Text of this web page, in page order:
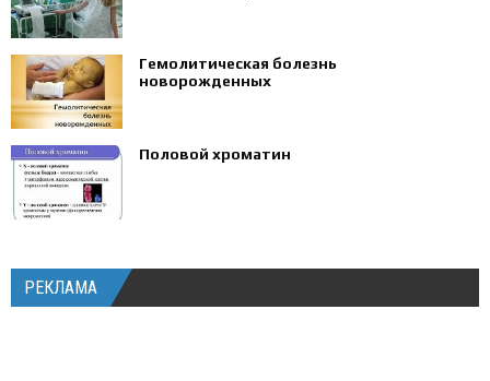
Гемолитическая болезнь
новорожденных
Половой хроматин
РЕКЛАМА